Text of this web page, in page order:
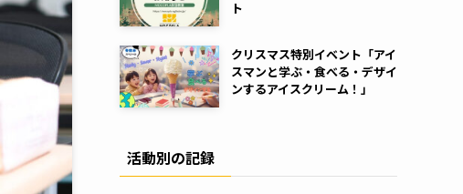
ト
クリスマス特別イベント「アイ
スマンと学ぶ・食べる・デザイ
ンするアイスクリーム！」
活動別の記録